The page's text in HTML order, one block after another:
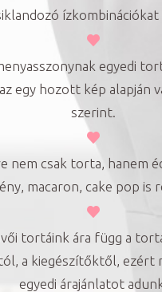
ízkombinációkat
egyedi
egy hozott kép alapján
szerint.
nem csak torta, hanem
macaron, cake pop is
tortáink ára függ a
a kiegészítőktől, ezért
egyedi árajánlatot